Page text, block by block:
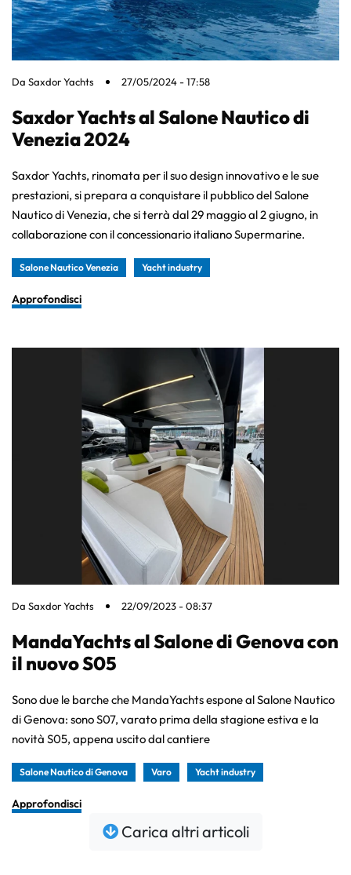
Da Saxdor Yachts 27/05/2024 - 17:58
Saxdor Yachts al Salone Nautico di
Venezia 2024
Saxdor Yachts, rinomata per il suo design innovativo e le sue
prestazioni, si prepara a conquistare il pubblico del Salone
Nautico di Venezia, che si terrà dal 29 maggio al 2 giugno, in
collaborazione con il concessionario italiano Supermarine.
Salone Nautico Venezia Yacht industry
Approfondisci
Da Saxdor Yachts 22/09/2023 - 08:37
MandaYachts al Salone di Genova con
il nuovo S05
Sono due le barche che MandaYachts espone al Salone Nautico
di Genova: sono S07, varato prima della stagione estiva e la
novità S05, appena uscito dal cantiere
Salone Nautico di Genova Varo Yacht industry
Approfondisci
Carica altri articoli